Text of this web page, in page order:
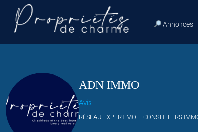
Annonces
ADN IMMO
Avis
RÉSEAU EXPERTIMO – CONSEILLERS